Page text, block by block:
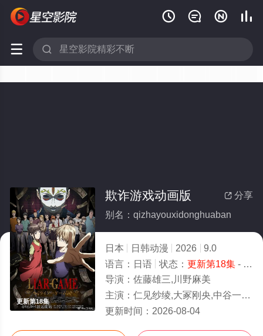
   
 
更新第18集
 分享
欺诈游戏动画版
别名：qizhayouxidonghuaban
日本 日韩动漫 2026
9.0
语言： 日语 状态： 更新第18集- 免费在线观看
导演： 佐藤雄三,川野麻美
主演： 仁见纱绫,大冢刚央,中谷一博,飞田展男,上田燿司
更新时间： 2026-08-04